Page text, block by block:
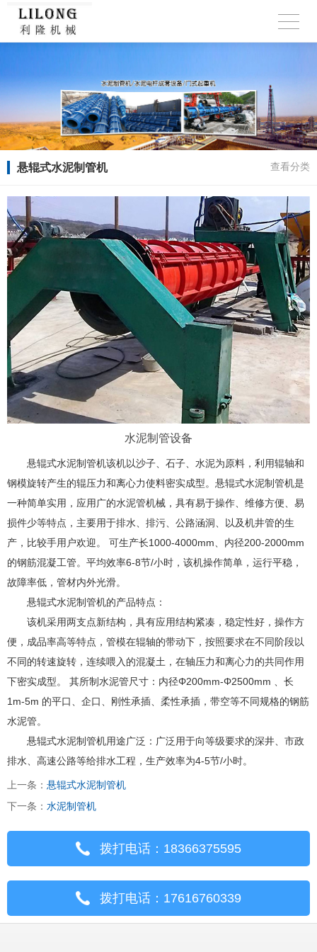
悬辊式水泥制管机 查看分类
水泥制管设备
悬辊式水泥制管机该机以沙子、石子、水泥为原料，利用辊轴和
钢模旋转产生的辊压力和离心力使料密实成型。悬辊式水泥制管机是
一种简单实用，应用广的水泥管机械，具有易于操作、维修方便、易
损件少等特点，主要用于排水、排污、公路涵洞、以及机井管的生
产，比较手用户欢迎。 可生产长1000-4000mm、内径200-2000mm
的钢筋混凝工管。平均效率6-8节/小时，该机操作简单，运行平稳，
故障率低，管材内外光滑。
悬辊式水泥制管机的产品特点：
该机采用两支点新结构，具有应用结构紧凑，稳定性好，操作方
便，成品率高等特点，管模在辊轴的带动下，按照要求在不同阶段以
不同的转速旋转，连续喂入的混凝土，在轴压力和离心力的共同作用
下密实成型。 其所制水泥管尺寸：内径Φ200mm-Φ2500mm 、长
1m-5m 的平口、企口、刚性承插、柔性承插，带空等不同规格的钢筋
水泥管。
悬辊式水泥制管机用途广泛：广泛用于向等级要求的深井、市政
排水、高速公路等给排水工程，生产效率为4-5节/小时。
上一条： 悬辊式水泥制管机
下一条： 水泥制管机
拨打电话：18366375595
拨打电话：17616760339